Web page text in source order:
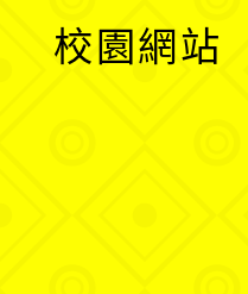
校園網站